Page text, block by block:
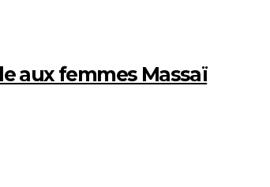
aux femmes Massaï